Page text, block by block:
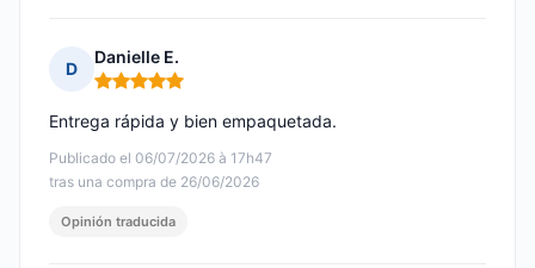
D
Danielle E.
Nota: 5 de 5
Publicado el 06/07/2026 à 17h47
tras una compra de 26/06/2026
Entrega rápida y bien empaquetada.
Opinión traducida